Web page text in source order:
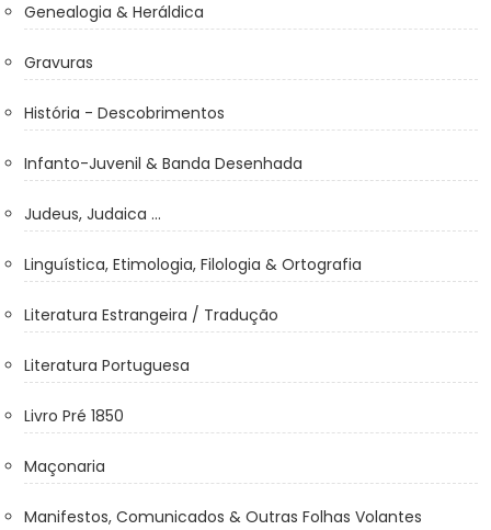
Genealogia & Heráldica
Gravuras
História - Descobrimentos
Infanto-Juvenil & Banda Desenhada
Judeus, Judaica ...
Linguística, Etimologia, Filologia & Ortografia
Literatura Estrangeira / Tradução
Literatura Portuguesa
Livro Pré 1850
Maçonaria
Manifestos, Comunicados & Outras Folhas Volantes